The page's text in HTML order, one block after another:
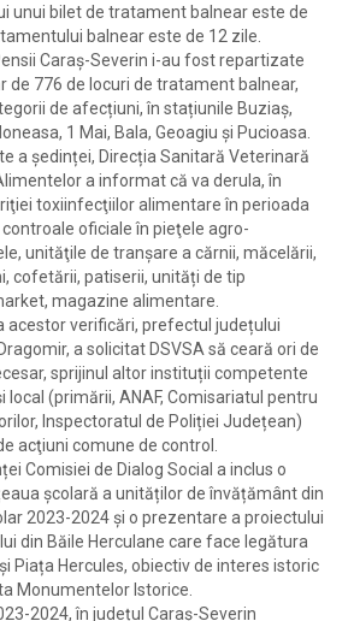
unui bilet de tratament balnear este de
balnear este de 12 zile.
Caraș-Severin i-au fost repartizate
de 776 de locuri de tratament balnear,
de afecțiuni, în stațiunile Buziaș,
1 Mai, Bala, Geoagiu și Pucioasa.
a ședinței, Direcția Sanitară Veterinară
a informat că va derula, în
toxiinfecţiilor alimentare în perioada
oficiale în pieţele agro-
unităţile de tranşare a cărnii, măcelării,
cofetării, patiserii, unități de tip
magazine alimentare.
acestor verificări, prefectul județului
a solicitat DSVSA să ceară ori de
sprijinul altor instituții competente
local (primării, ANAF, Comisariatul pentru
Inspectoratul de Poliției Județean)
acţiuni comune de control.
Comisiei de Dialog Social a inclus o
școlară a unităților de învățământ din
2023-2024 și o prezentare a proiectului
din Băile Herculane care face legătura
Piața Hercules, obiectiv de interes istoric
Monumentelor Istorice.
2024, în județul Caraș-Severin